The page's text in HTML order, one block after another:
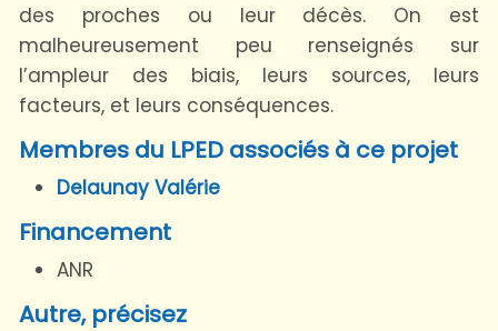
des proches ou leur décès. On est
malheureusement peu renseignés sur
l’ampleur des biais, leurs sources, leurs
facteurs, et leurs conséquences.
Membres du LPED associés à ce projet
Delaunay Valérie
Financement
ANR
Autre, précisez